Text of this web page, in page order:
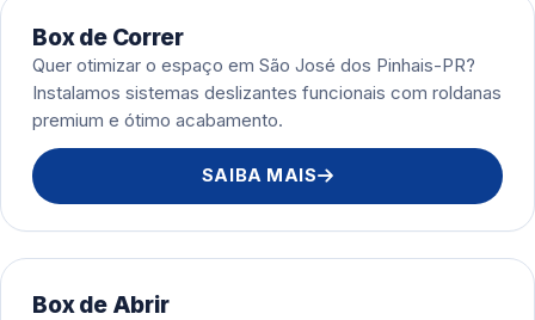
Box de Correr
Quer otimizar o espaço em São José dos Pinhais-PR?
Instalamos sistemas deslizantes funcionais com roldanas
premium e ótimo acabamento.
SAIBA MAIS
Box de Abrir